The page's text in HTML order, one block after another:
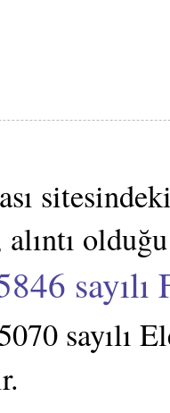
alıntı
sayılı
sayılı